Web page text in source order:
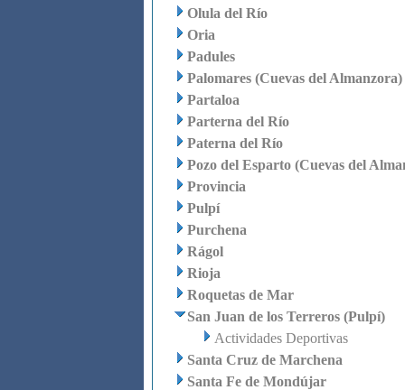
Olula del Río
Oria
Padules
Palomares (Cuevas del Almanzora)
Partaloa
Parterna del Río
Paterna del Río
Pozo del Esparto (Cuevas del
Provincia
Pulpí
Purchena
Rágol
Rioja
Roquetas de Mar
San Juan de los Terreros (Pulpí)
Actividades Deportivas
Santa Cruz de Marchena
Santa Fe de Mondújar